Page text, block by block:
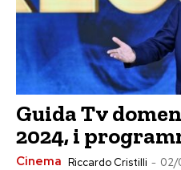
Guida Tv
2024, i
Cinema Riccardo Cristilli - 02/